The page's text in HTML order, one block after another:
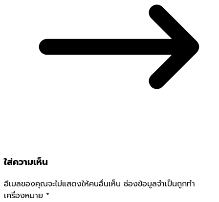
ใส่ความเห็น
อีเมลของคุณจะไม่แสดงให้คนอื่นเห็น ช่องข้อมูลจำเป็นถูกทำ
เครื่องหมาย *